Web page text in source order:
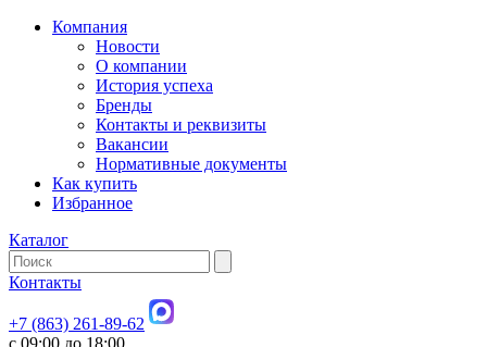
Компания
Новости
О компании
История успеха
Бренды
Контакты и реквизиты
Вакансии
Нормативные документы
Как купить
Избранное
Каталог
Контакты
+7 (863) 261-89-62
с 09:00 до 18:00